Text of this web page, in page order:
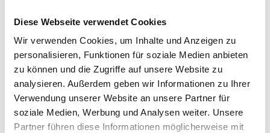
Diese Webseite verwendet Cookies
Wir verwenden Cookies, um Inhalte und Anzeigen zu
personalisieren, Funktionen für soziale Medien anbieten
zu können und die Zugriffe auf unsere Website zu
analysieren. Außerdem geben wir Informationen zu Ihrer
Verwendung unserer Website an unsere Partner für
soziale Medien, Werbung und Analysen weiter. Unsere
Partner führen diese Informationen möglicherweise mit